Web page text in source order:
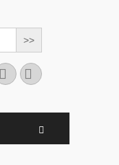
YouTubeInstagram